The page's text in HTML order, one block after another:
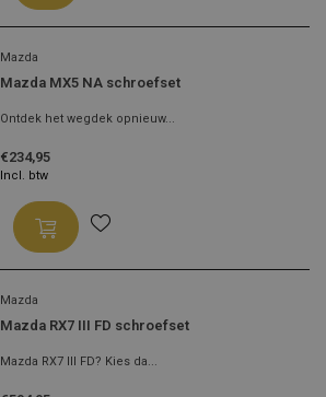
Mazda
Mazda MX5 NA schroefset
Ontdek het wegdek opnieuw...
€234,95
Incl. btw
Mazda
Mazda RX7 III FD schroefset
Mazda RX7 III FD? Kies da...